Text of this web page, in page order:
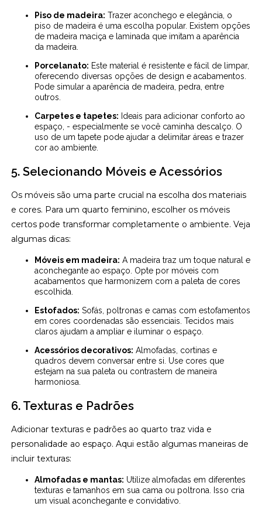
Piso de madeira: Trazer aconchego e elegância, o
piso de madeira é uma escolha popular. Existem opções
de madeira maciça e laminada que imitam a aparência
da madeira.
Porcelanato: Este material é resistente e fácil de limpar,
oferecendo diversas opções de design e acabamentos.
Pode simular a aparência de madeira, pedra, entre
outros.
Carpetes e tapetes: Ideais para adicionar conforto ao
espaço, - especialmente se você caminha descalço. O
uso de um tapete pode ajudar a delimitar áreas e trazer
cor ao ambiente.
5. Selecionando Móveis e Acessórios
Os móveis são uma parte crucial na escolha dos materiais
e cores. Para um quarto feminino, escolher os móveis
certos pode transformar completamente o ambiente. Veja
algumas dicas:
Móveis em madeira: A madeira traz um toque natural e
aconchegante ao espaço. Opte por móveis com
acabamentos que harmonizem com a paleta de cores
escolhida.
Estofados: Sofás, poltronas e camas com estofamentos
em cores coordenadas são essenciais. Tecidos mais
claros ajudam a ampliar e iluminar o espaço.
Acessórios decorativos: Almofadas, cortinas e
quadros devem conversar entre si. Use cores que
estejam na sua paleta ou contrastem de maneira
harmoniosa.
6. Texturas e Padrões
Adicionar texturas e padrões ao quarto traz vida e
personalidade ao espaço. Aqui estão algumas maneiras de
incluir texturas:
Almofadas e mantas: Utilize almofadas em diferentes
texturas e tamanhos em sua cama ou poltrona. Isso cria
um visual aconchegante e convidativo.